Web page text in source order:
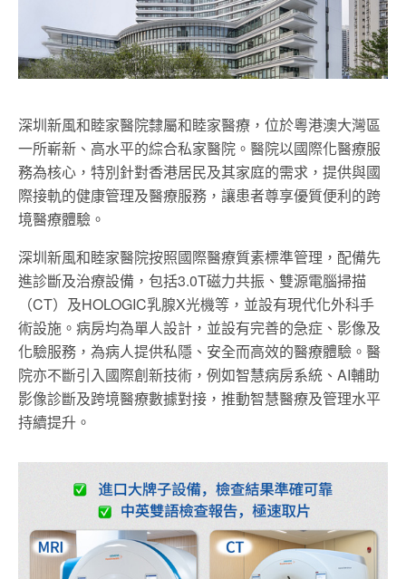
深圳新風和睦家醫院隸屬和睦家醫療，位於粵港澳大灣區
一所嶄新、高水平的綜合私家醫院。醫院以國際化醫療服
務為核心，特別針對香港居民及其家庭的需求，提供與國
際接軌的健康管理及醫療服務，讓患者尊享優質便利的跨
境醫療體驗。
深圳新風和睦家醫院按照國際醫療質素標準管理，配備先
進診斷及治療設備，包括3.0T磁力共振、雙源電腦掃描
（CT）及HOLOGIC乳腺X光機等，並設有現代化外科手
術設施。病房均為單人設計，並設有完善的急症、影像及
化驗服務，為病人提供私隱、安全而高效的醫療體驗。醫
院亦不斷引入國際創新技術，例如智慧病房系統、AI輔助
影像診斷及跨境醫療數據對接，推動智慧醫療及管理水平
持續提升。